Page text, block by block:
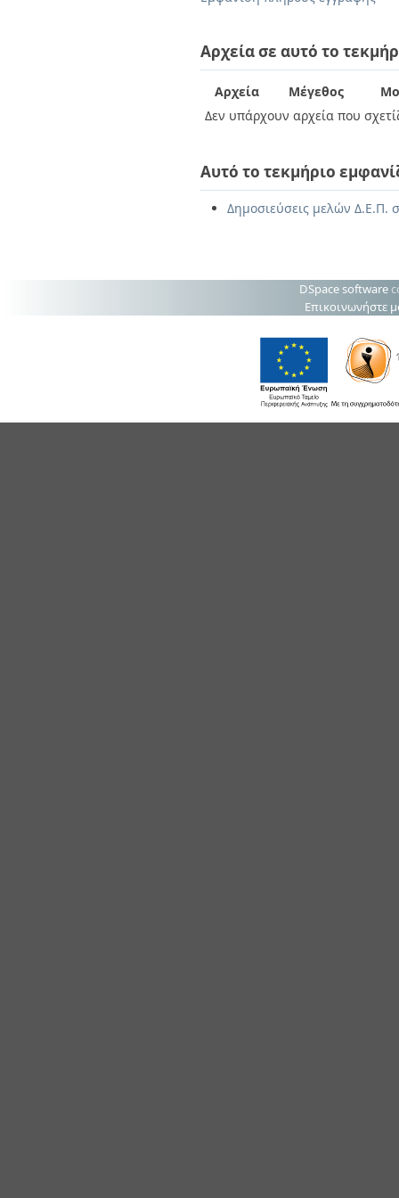
Αρχεία σε αυτό το
Αρχεία Μέγεθος
Δεν υπάρχουν αρχεία που
Αυτό το τεκμήριο
Δημοσιεύσεις μελών Δ.Ε.Π.
DSpace software
Επικοινωνήστε